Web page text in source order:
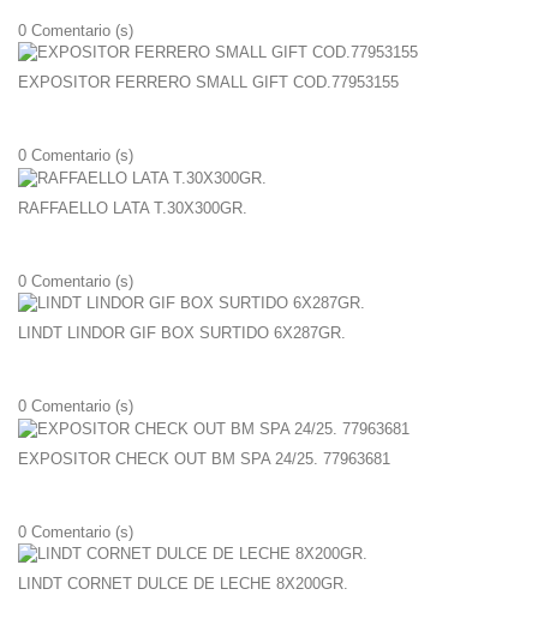
0 Comentario (s)
EXPOSITOR FERRERO SMALL GIFT COD.77953155
0 Comentario (s)
RAFFAELLO LATA T.30X300GR.
0 Comentario (s)
LINDT LINDOR GIF BOX SURTIDO 6X287GR.
0 Comentario (s)
EXPOSITOR CHECK OUT BM SPA 24/25. 77963681
0 Comentario (s)
LINDT CORNET DULCE DE LECHE 8X200GR.